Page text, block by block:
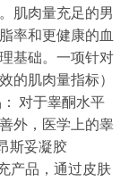
肌肉量充足的男
率和更健康的血
基础。一项针对
的肌肉量指标）
对于睾酮水平
外，医学上的睾
斯妥凝胶
产品，通过皮肤